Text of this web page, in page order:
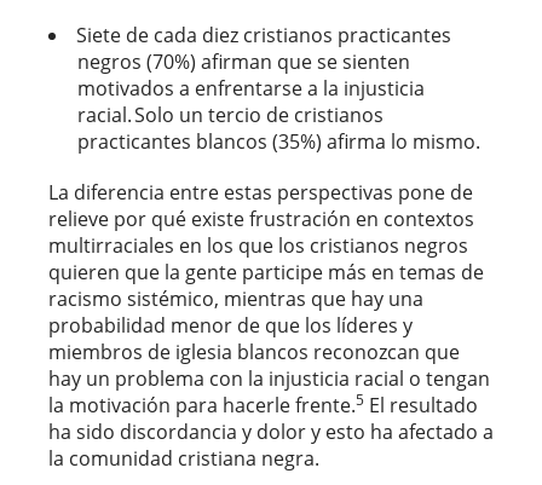
Siete de cada diez cristianos practicantes
negros (70%) afirman que se sienten
motivados a enfrentarse a la injusticia
racial. Solo un tercio de cristianos
practicantes blancos (35%) afirma lo mismo.
La diferencia entre estas perspectivas pone de
relieve por qué existe frustración en contextos
multirraciales en los que los cristianos negros
quieren que la gente participe más en temas de
racismo sistémico, mientras que hay una
probabilidad menor de que los líderes y
miembros de iglesia blancos reconozcan que
hay un problema con la injusticia racial o tengan
la motivación para hacerle frente.5 El resultado
ha sido discordancia y dolor y esto ha afectado a
la comunidad cristiana negra.